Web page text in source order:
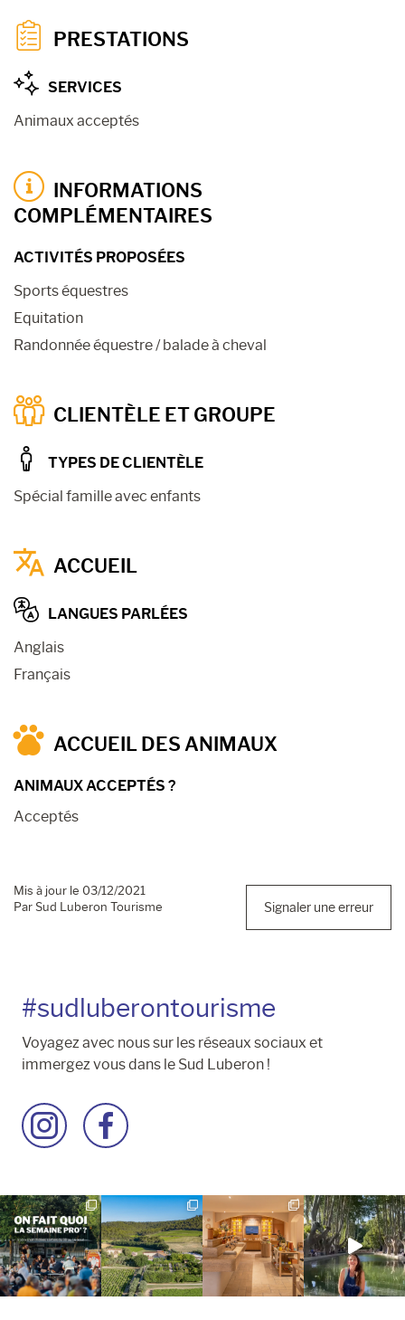
PRESTATIONS
SERVICES
Animaux acceptés
INFORMATIONS
COMPLÉMENTAIRES
ACTIVITÉS PROPOSÉES
Sports équestres
Equitation
Randonnée équestre / balade à cheval
CLIENTÈLE ET GROUPE
TYPES DE CLIENTÈLE
Spécial famille avec enfants
ACCUEIL
LANGUES PARLÉES
Anglais
Français
ACCUEIL DES ANIMAUX
ANIMAUX ACCEPTÉS ?
Acceptés
Mis à jour le 03/12/2021
Par Sud Luberon Tourisme
Signaler une erreur
#sudluberontourisme
Voyagez avec nous sur les réseaux sociaux et
immergez vous dans le Sud Luberon !
Accéder
à
Instagram
Accéder
à
Facebook